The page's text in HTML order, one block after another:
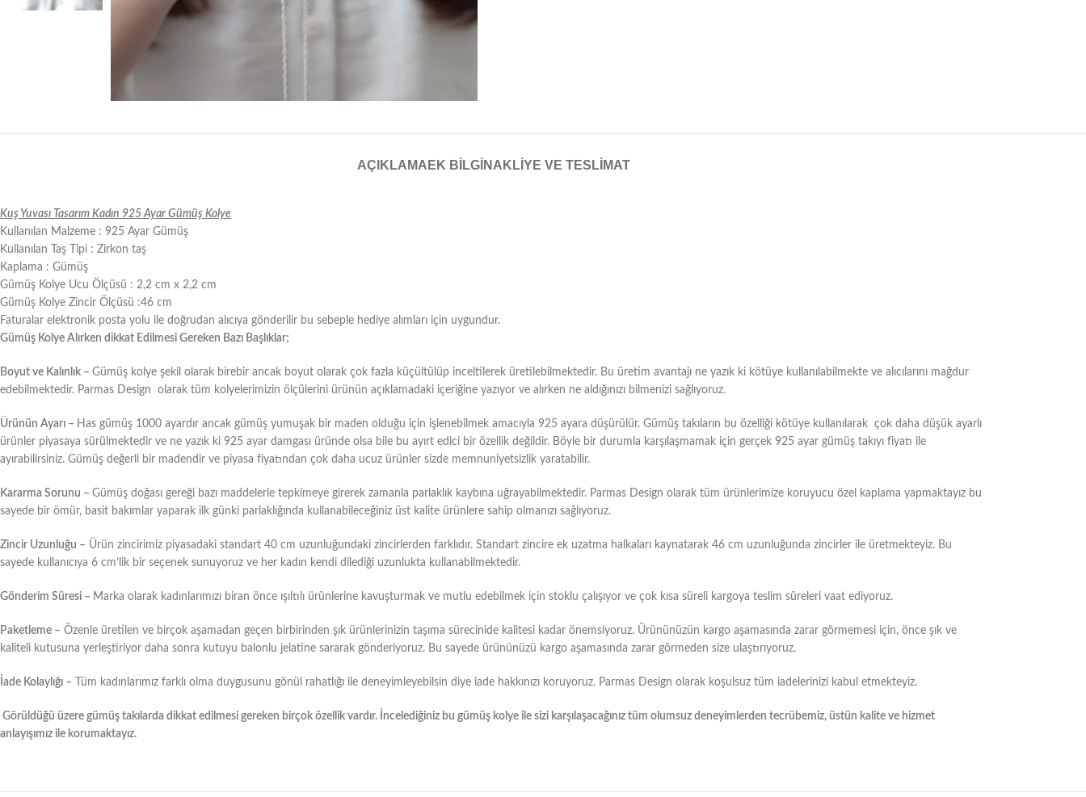
AÇIKLAMA EK BILGI NAKLIYE VE TESLIMAT
Kuş Yuvası Tasarım Kadın 925 Ayar Gümüş Kolye
Kullanılan Malzeme : 925 Ayar Gümüş
Kullanılan Taş Tipi : Zirkon taş
Kaplama : Gümüş
Gümüş Kolye Ucu Ölçüsü : 2,2 cm x 2,2 cm
Gümüş Kolye Zincir Ölçüsü :46 cm
Faturalar elektronik posta yolu ile doğrudan alıcıya gönderilir bu sebeple hediye alımları için uygundur.
Gümüş Kolye Alırken dikkat Edilmesi Gereken Bazı Başlıklar;
Boyut ve Kalınlık – Gümüş kolye şekil olarak birebir ancak boyut olarak çok fazla küçültülüp inceltilerek üretilebilmektedir. Bu üretim avantajı ne yazık ki kötüye kullanılabilmekte ve alıcılarını mağdur
edebilmektedir. Parmas Design olarak tüm kolyelerimizin ölçülerini ürünün açıklamadaki içeriğine yazıyor ve alırken ne aldığınızı bilmenizi sağlıyoruz.
Ürünün Ayarı – Has gümüş 1000 ayardır ancak gümüş yumuşak bir maden olduğu için işlenebilmek amacıyla 925 ayara düşürülür. Gümüş takıların bu özelliği kötüye kullanılarak çok daha düşük ayarlı
ürünler piyasaya sürülmektedir ve ne yazık ki 925 ayar damgası üründe olsa bile bu ayırt edici bir özellik değildir. Böyle bir durumla karşılaşmamak için gerçek 925 ayar gümüş takıyı fiyatı ile
ayırabilirsiniz. Gümüş değerli bir madendir ve piyasa fiyatından çok daha ucuz ürünler sizde memnuniyetsizlik yaratabilir.
Kararma Sorunu – Gümüş doğası gereği bazı maddelerle tepkimeye girerek zamanla parlaklık kaybına uğrayabilmektedir. Parmas Design olarak tüm ürünlerimize koruyucu özel kaplama yapmaktayız bu
sayede bir ömür, basit bakımlar yaparak ilk günki parlaklığında kullanabileceğiniz üst kalite ürünlere sahip olmanızı sağlıyoruz.
Zincir Uzunluğu – Ürün zincirimiz piyasadaki standart 40 cm uzunluğundaki zincirlerden farklıdır. Standart zincire ek uzatma halkaları kaynatarak 46 cm uzunluğunda zincirler ile üretmekteyiz. Bu
sayede kullanıcıya 6 cm’lik bir seçenek sunuyoruz ve her kadın kendi dilediği uzunlukta kullanabilmektedir.
Gönderim Süresi – Marka olarak kadınlarımızı biran önce ışıltılı ürünlerine kavuşturmak ve mutlu edebilmek için stoklu çalışıyor ve çok kısa süreli kargoya teslim süreleri vaat ediyoruz.
Paketleme – Özenle üretilen ve birçok aşamadan geçen birbirinden şık ürünlerinizin taşıma sürecinide kalitesi kadar önemsiyoruz. Ürününüzün kargo aşamasında zarar görmemesi için, önce şık ve
kaliteli kutusuna yerleştiriyor daha sonra kutuyu balonlu jelatine sararak gönderiyoruz. Bu sayede ürününüzü kargo aşamasında zarar görmeden size ulaştırıyoruz.
İade Kolaylığı – Tüm kadınlarımız farklı olma duygusunu gönül rahatlığı ile deneyimleyebilsin diye iade hakkınızı koruyoruz. Parmas Design olarak koşulsuz tüm iadelerinizi kabul etmekteyiz.
Görüldüğü üzere gümüş takılarda dikkat edilmesi gereken birçok özellik vardır. İncelediğiniz bu gümüş kolye ile sizi karşılaşacağınız tüm olumsuz deneyimlerden tecrübemiz, üstün kalite ve hizmet
anlayışımız ile korumaktayız.